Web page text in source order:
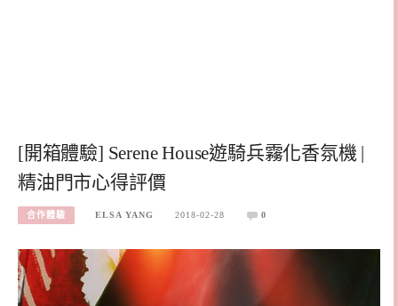
[開箱體驗] Serene House遊騎兵霧化香氛機 |
精油門市心得評價
合作體驗 ELSA YANG 2018-02-28 0